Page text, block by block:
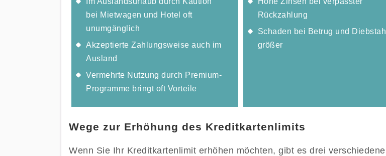
bei Mietwagen und Hotel oft
unumgänglich
Akzeptierte Zahlungsweise auch im
Ausland
Vermehrte Nutzung durch Premium-
Programme bringt oft Vorteile
Rückzahlung
Schaden bei Betrug und Diebstahl
größer
Wege zur Erhöhung des Kreditkartenlimits
Wenn Sie Ihr Kreditkartenlimit erhöhen möchten, gibt es drei verschiedene